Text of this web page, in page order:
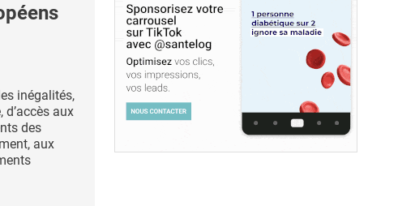
inégalités,
d’accès aux
des
aux